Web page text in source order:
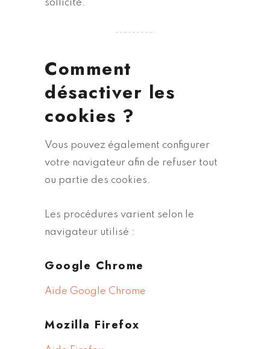
sollicité.
Comment
désactiver les
cookies ?
Vous pouvez également configurer
votre navigateur afin de refuser tout
ou partie des cookies.
Les procédures varient selon le
navigateur utilisé :
Google Chrome
Aide Google Chrome
Mozilla Firefox